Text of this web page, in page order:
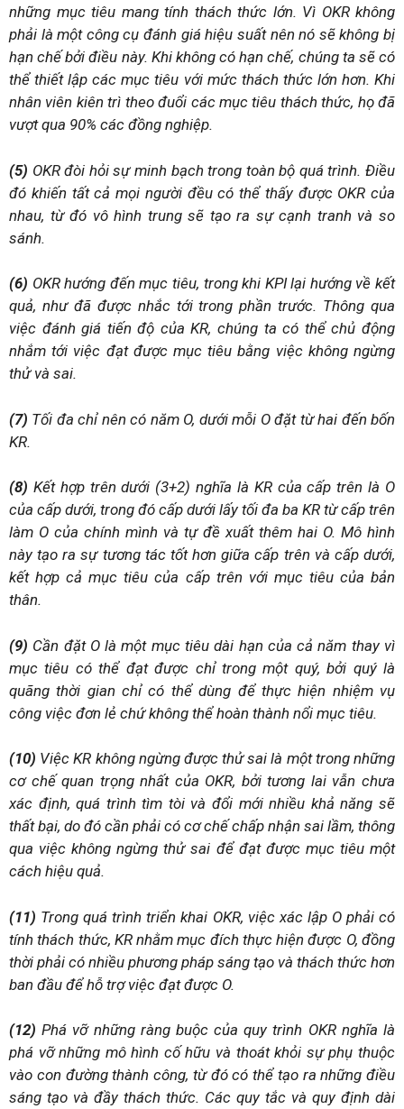
những mục tiêu mang tính thách thức lớn. Vì OKR không
phải là một công cụ đánh giá hiệu suất nên nó sẽ không bị
hạn chế bởi điều này. Khi không có hạn chế, chúng ta sẽ có
thể thiết lập các mục tiêu với mức thách thức lớn hơn. Khi
nhân viên kiên trì theo đuổi các mục tiêu thách thức, họ đã
vượt qua 90% các đồng nghiệp.
(5) OKR đòi hỏi sự minh bạch trong toàn bộ quá trình. Điều
đó khiến tất cả mọi người đều có thể thấy được OKR của
nhau, từ đó vô hình trung sẽ tạo ra sự cạnh tranh và so
sánh.
(6) OKR hướng đến mục tiêu, trong khi KPI lại hướng về kết
quả, như đã được nhắc tới trong phần trước. Thông qua
việc đánh giá tiến độ của KR, chúng ta có thể chủ động
nhắm tới việc đạt được mục tiêu bằng việc không ngừng
thử và sai.
(7) Tối đa chỉ nên có năm O, dưới mỗi O đặt từ hai đến bốn
KR.
(8) Kết hợp trên dưới (3+2) nghĩa là KR của cấp trên là O
của cấp dưới, trong đó cấp dưới lấy tối đa ba KR từ cấp trên
làm O của chính mình và tự đề xuất thêm hai O. Mô hình
này tạo ra sự tương tác tốt hơn giữa cấp trên và cấp dưới,
kết hợp cả mục tiêu của cấp trên với mục tiêu của bản
thân.
(9) Cần đặt O là một mục tiêu dài hạn của cả năm thay vì
mục tiêu có thể đạt được chỉ trong một quý, bởi quý là
quãng thời gian chỉ có thể dùng để thực hiện nhiệm vụ
công việc đơn lẻ chứ không thể hoàn thành nổi mục tiêu.
(10) Việc KR không ngừng được thử sai là một trong những
cơ chế quan trọng nhất của OKR, bởi tương lai vẫn chưa
xác định, quá trình tìm tòi và đổi mới nhiều khả năng sẽ
thất bại, do đó cần phải có cơ chế chấp nhận sai lầm, thông
qua việc không ngừng thử sai để đạt được mục tiêu một
cách hiệu quả.
(11) Trong quá trình triển khai OKR, việc xác lập O phải có
tính thách thức, KR nhằm mục đích thực hiện được O, đồng
thời phải có nhiều phương pháp sáng tạo và thách thức hơn
ban đầu để hỗ trợ việc đạt được O.
(12) Phá vỡ những ràng buộc của quy trình OKR nghĩa là
phá vỡ những mô hình cố hữu và thoát khỏi sự phụ thuộc
vào con đường thành công, từ đó có thể tạo ra những điều
sáng tạo và đầy thách thức. Các quy tắc và quy định dài